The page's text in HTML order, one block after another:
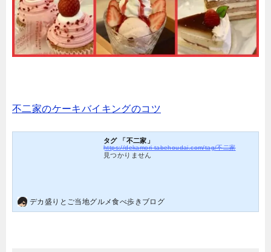
不二家のケーキバイキングのコツ
タグ 「不二家」
https://dekamori-tabehoudai.com/tag/不二家
見つかりません
デカ盛りとご当地グルメ食べ歩きブログ